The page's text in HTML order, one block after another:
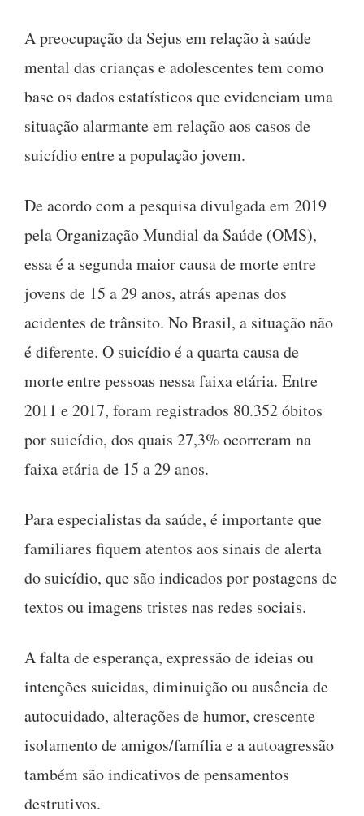
A preocupação da Sejus em relação à saúde
mental das crianças e adolescentes tem como
base os dados estatísticos que evidenciam uma
situação alarmante em relação aos casos de
suicídio entre a população jovem.
De acordo com a pesquisa divulgada em 2019
pela Organização Mundial da Saúde (OMS),
essa é a segunda maior causa de morte entre
jovens de 15 a 29 anos, atrás apenas dos
acidentes de trânsito. No Brasil, a situação não
é diferente. O suicídio é a quarta causa de
morte entre pessoas nessa faixa etária. Entre
2011 e 2017, foram registrados 80.352 óbitos
por suicídio, dos quais 27,3% ocorreram na
faixa etária de 15 a 29 anos.
Para especialistas da saúde, é importante que
familiares fiquem atentos aos sinais de alerta
do suicídio, que são indicados por postagens de
textos ou imagens tristes nas redes sociais.
A falta de esperança, expressão de ideias ou
intenções suicidas, diminuição ou ausência de
autocuidado, alterações de humor, crescente
isolamento de amigos/família e a autoagressão
também são indicativos de pensamentos
destrutivos.